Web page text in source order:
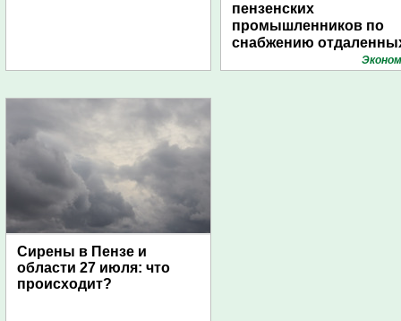
пензенских
промышленников по
снабжению
поселений с помощью
Сирены в Пензе и
области 27 июля: что
происходит?